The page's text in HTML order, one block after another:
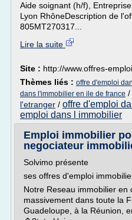
Aide soignant (h/f),
Lyon RhôneDescription de
805MT270317...
Lire la suite
Site : http://www.offres-
Thèmes liés : offre d'emploi
dans l'immobilier en ile de france /
l'etranger / offre d'emploi
emploi dans l immobilier
Emploi immobilier
negociateur
Solvimo présente
ses offres d'emploi
Notre Reseau immobilier
massivement dans toute la
Guadeloupe, à la Réunion,